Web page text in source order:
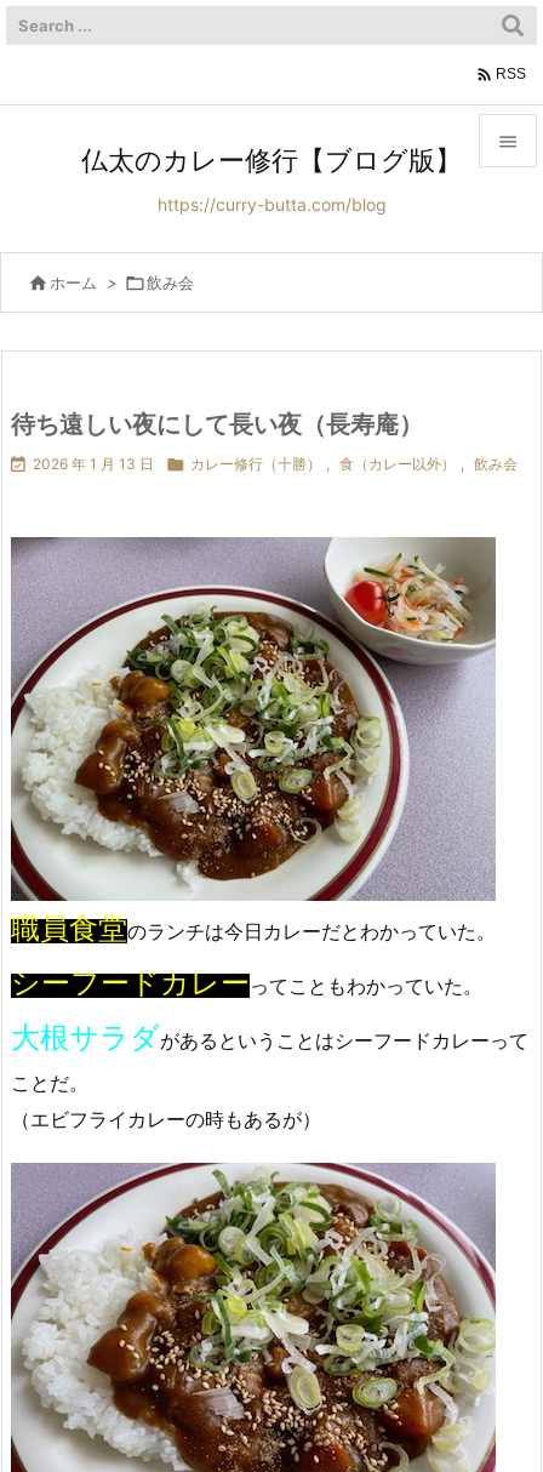



検索
 RSS
仏太のカレー修行【ブログ版】
https://curry-butta.com/blog
 ホーム > 飲み会
待ち遠しい夜にして長い夜（長寿庵）
 2026 年 1 月 13 日  カレー修行（十勝） , 食（カレー以外） , 飲み会
職員食堂のランチは今日カレーだとわかっていた。
シーフードカレーってこともわかっていた。
大根サラダがあるということはシーフードカレーって
ことだ。
（エビフライカレーの時もあるが）